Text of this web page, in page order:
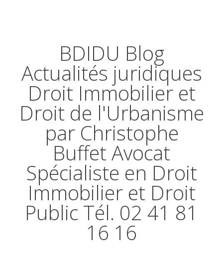
BDIDU Blog
Actualités juridiques
Droit Immobilier et
Droit de l'Urbanisme
par Christophe
Buffet Avocat
Spécialiste en Droit
Immobilier et Droit
Public Tél. 02 41 81
16 16